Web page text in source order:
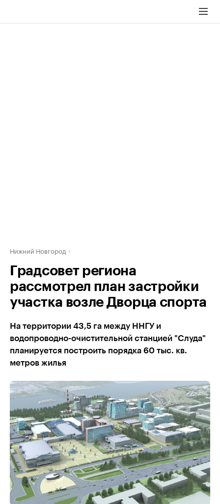
Нижний Новгород
Градсовет региона
рассмотрел план застройки
участка возле Дворца спорта
На территории 43,5 га между ННГУ и
водопроводно-очистительной станцией "Слуда"
планируется построить порядка 60 тыс. кв.
метров жилья